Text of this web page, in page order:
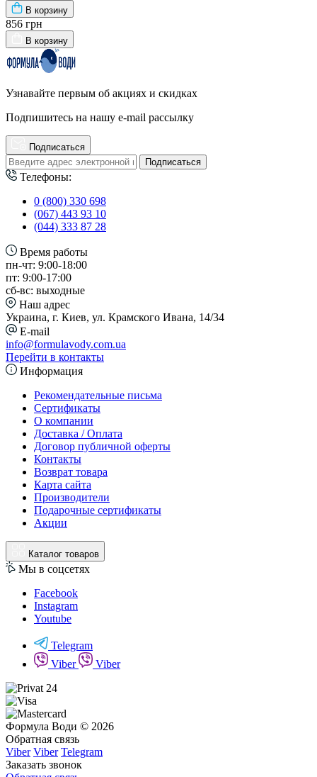
В корзину
856 грн
В корзину
Узнавайте первым об акциях и скидках
Подпишитесь на нашу e-mail рассылку
Подписаться
Подписаться
Телефоны:
0 (800) 330 698
(067) 443 93 10
(044) 333 87 28
Время работы
пн-чт: 9:00-18:00
пт: 9:00-17:00
сб-вс: выходные
Наш адрес
Украина, г. Киев, ул. Крамского Ивана, 14/34
E-mail
info@formulavody.com.ua
Перейти в контакты
Информация
Рекомендательные письма
Сертификаты
О компании
Доставка / Оплата
Договор публичной оферты
Контакты
Возврат товара
Карта сайта
Производители
Подарочные сертификаты
Акции
Каталог товаров
Мы в соцсетях
Facebook
Instagram
Youtube
Telegram
Viber
Viber
Формула Води © 2026
Обратная связь
Viber Viber Telegram
Заказать звонок